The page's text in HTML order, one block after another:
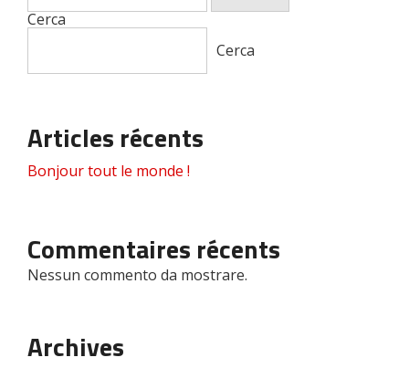
Cerca
Cerca
Articles récents
Bonjour tout le monde !
Commentaires récents
Nessun commento da mostrare.
Archives